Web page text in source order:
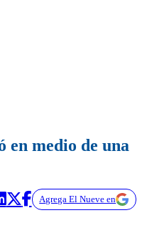
en medio de una
Agrega El Nueve en